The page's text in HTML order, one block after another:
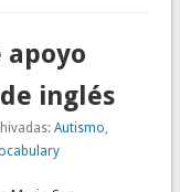
apoyo
inglés
Autismo,